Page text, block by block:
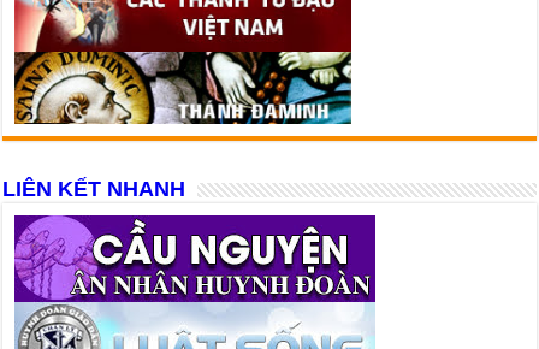
LIÊN KẾT NHANH